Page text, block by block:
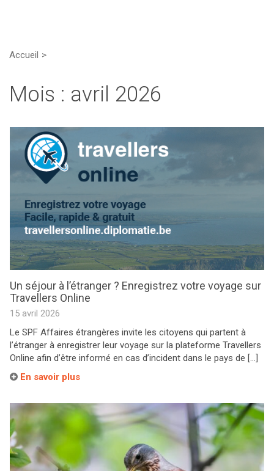
Accueil
Mois : avril 2026
Un séjour à l’étranger ? Enregistrez votre voyage sur
Travellers Online
15 avril 2026
Le SPF Affaires étrangères invite les citoyens qui partent à
l’étranger à enregistrer leur voyage sur la plateforme Travellers
Online afin d’être informé en cas d’incident dans le pays de […]
En savoir plus